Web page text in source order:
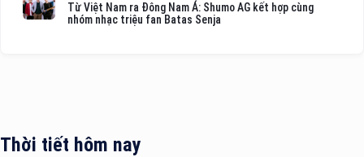
Từ Việt Nam ra Đông Nam Á: Shumo AG kết hợp cùng
nhóm nhạc triệu fan Batas Senja
Thời tiết hôm nay